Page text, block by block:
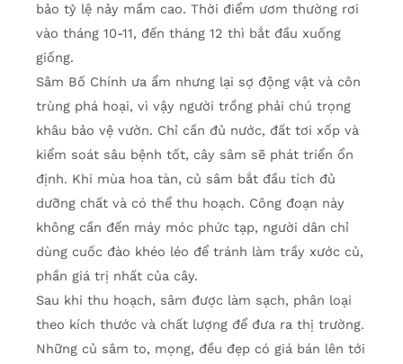
bảo tỷ lệ nảy mầm cao. Thời điểm ươm thường rơi
vào tháng 10-11, đến tháng 12 thì bắt đầu xuống
giống.
Sâm Bố Chính ưa ẩm nhưng lại sợ động vật và côn
trùng phá hoại, vì vậy người trồng phải chú trọng
khâu bảo vệ vườn. Chỉ cần đủ nước, đất tơi xốp và
kiểm soát sâu bệnh tốt, cây sâm sẽ phát triển ổn
định. Khi mùa hoa tàn, củ sâm bắt đầu tích đủ
dưỡng chất và có thể thu hoạch. Công đoạn này
không cần đến máy móc phức tạp, người dân chỉ
dùng cuốc đào khéo léo để tránh làm trầy xước củ,
phần giá trị nhất của cây.
Sau khi thu hoạch, sâm được làm sạch, phân loại
theo kích thước và chất lượng để đưa ra thị trường.
Những củ sâm to, mọng, đều đẹp có giá bán lên tới